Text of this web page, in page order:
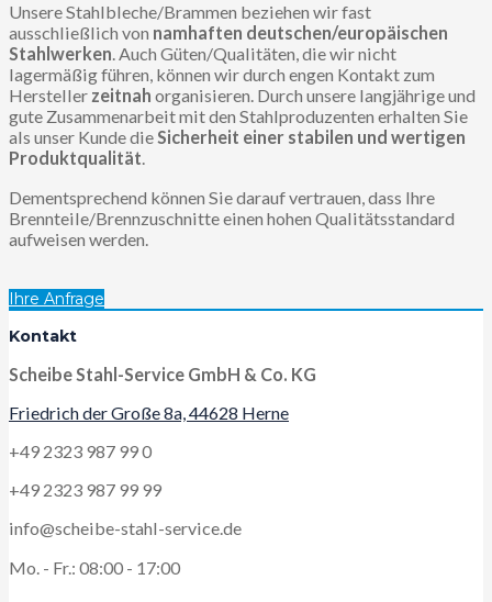
Unsere Stahlbleche/Brammen beziehen wir fast
ausschließlich von namhaften deutschen/europäischen
Stahlwerken. Auch Güten/Qualitäten, die wir nicht
lagermäßig führen, können wir durch engen Kontakt zum
Hersteller zeitnah organisieren. Durch unsere langjährige und
gute Zusammenarbeit mit den Stahlproduzenten erhalten Sie
als unser Kunde dieSicherheit einer stabilen und wertigen
Produktqualität.
Dementsprechend können Sie darauf vertrauen, dass Ihre
Brennteile/Brennzuschnitte einen hohen Qualitätsstandard
aufweisen werden.
Ihre Anfrage
Kontakt
Scheibe Stahl-Service GmbH & Co. KG
Friedrich der Große 8a, 44628 Herne
+49 2323 987 99 0
+49 2323 987 99 99
info@scheibe-stahl-service.de
Mo. - Fr.: 08:00 - 17:00